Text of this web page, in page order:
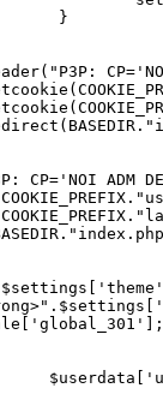
ADM DEV
DEV PSAi